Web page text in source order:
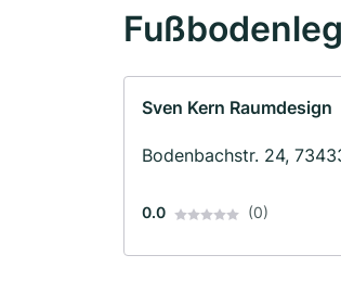
Sven Kern Raumdesign
Bodenbachstr. 24,
0.0 (0)